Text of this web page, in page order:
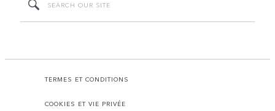
TERMES ET CONDITIONS
COOKIES ET VIE PRIVÉE